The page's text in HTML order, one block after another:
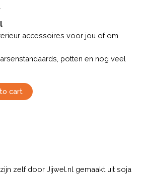
accessoires voor jou of om
potten en nog veel
cart
zelf door Jijwel.nl gemaakt uit soja